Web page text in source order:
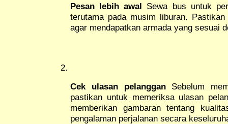
Pesan lebih awal Sewa bus untuk
terutama pada musim liburan.
agar mendapatkan armada yang sesuai
Cek ulasan pelangganSebelum
pastikan untuk memeriksa ulasan
memberikan gambaran tentang
pengalaman perjalanan secara